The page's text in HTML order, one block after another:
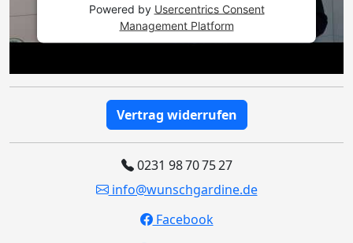
Powered by Usercentrics Consent
Management Platform
Vertrag widerrufen
0231 98 70 75 27
info@wunschgardine.de
Facebook